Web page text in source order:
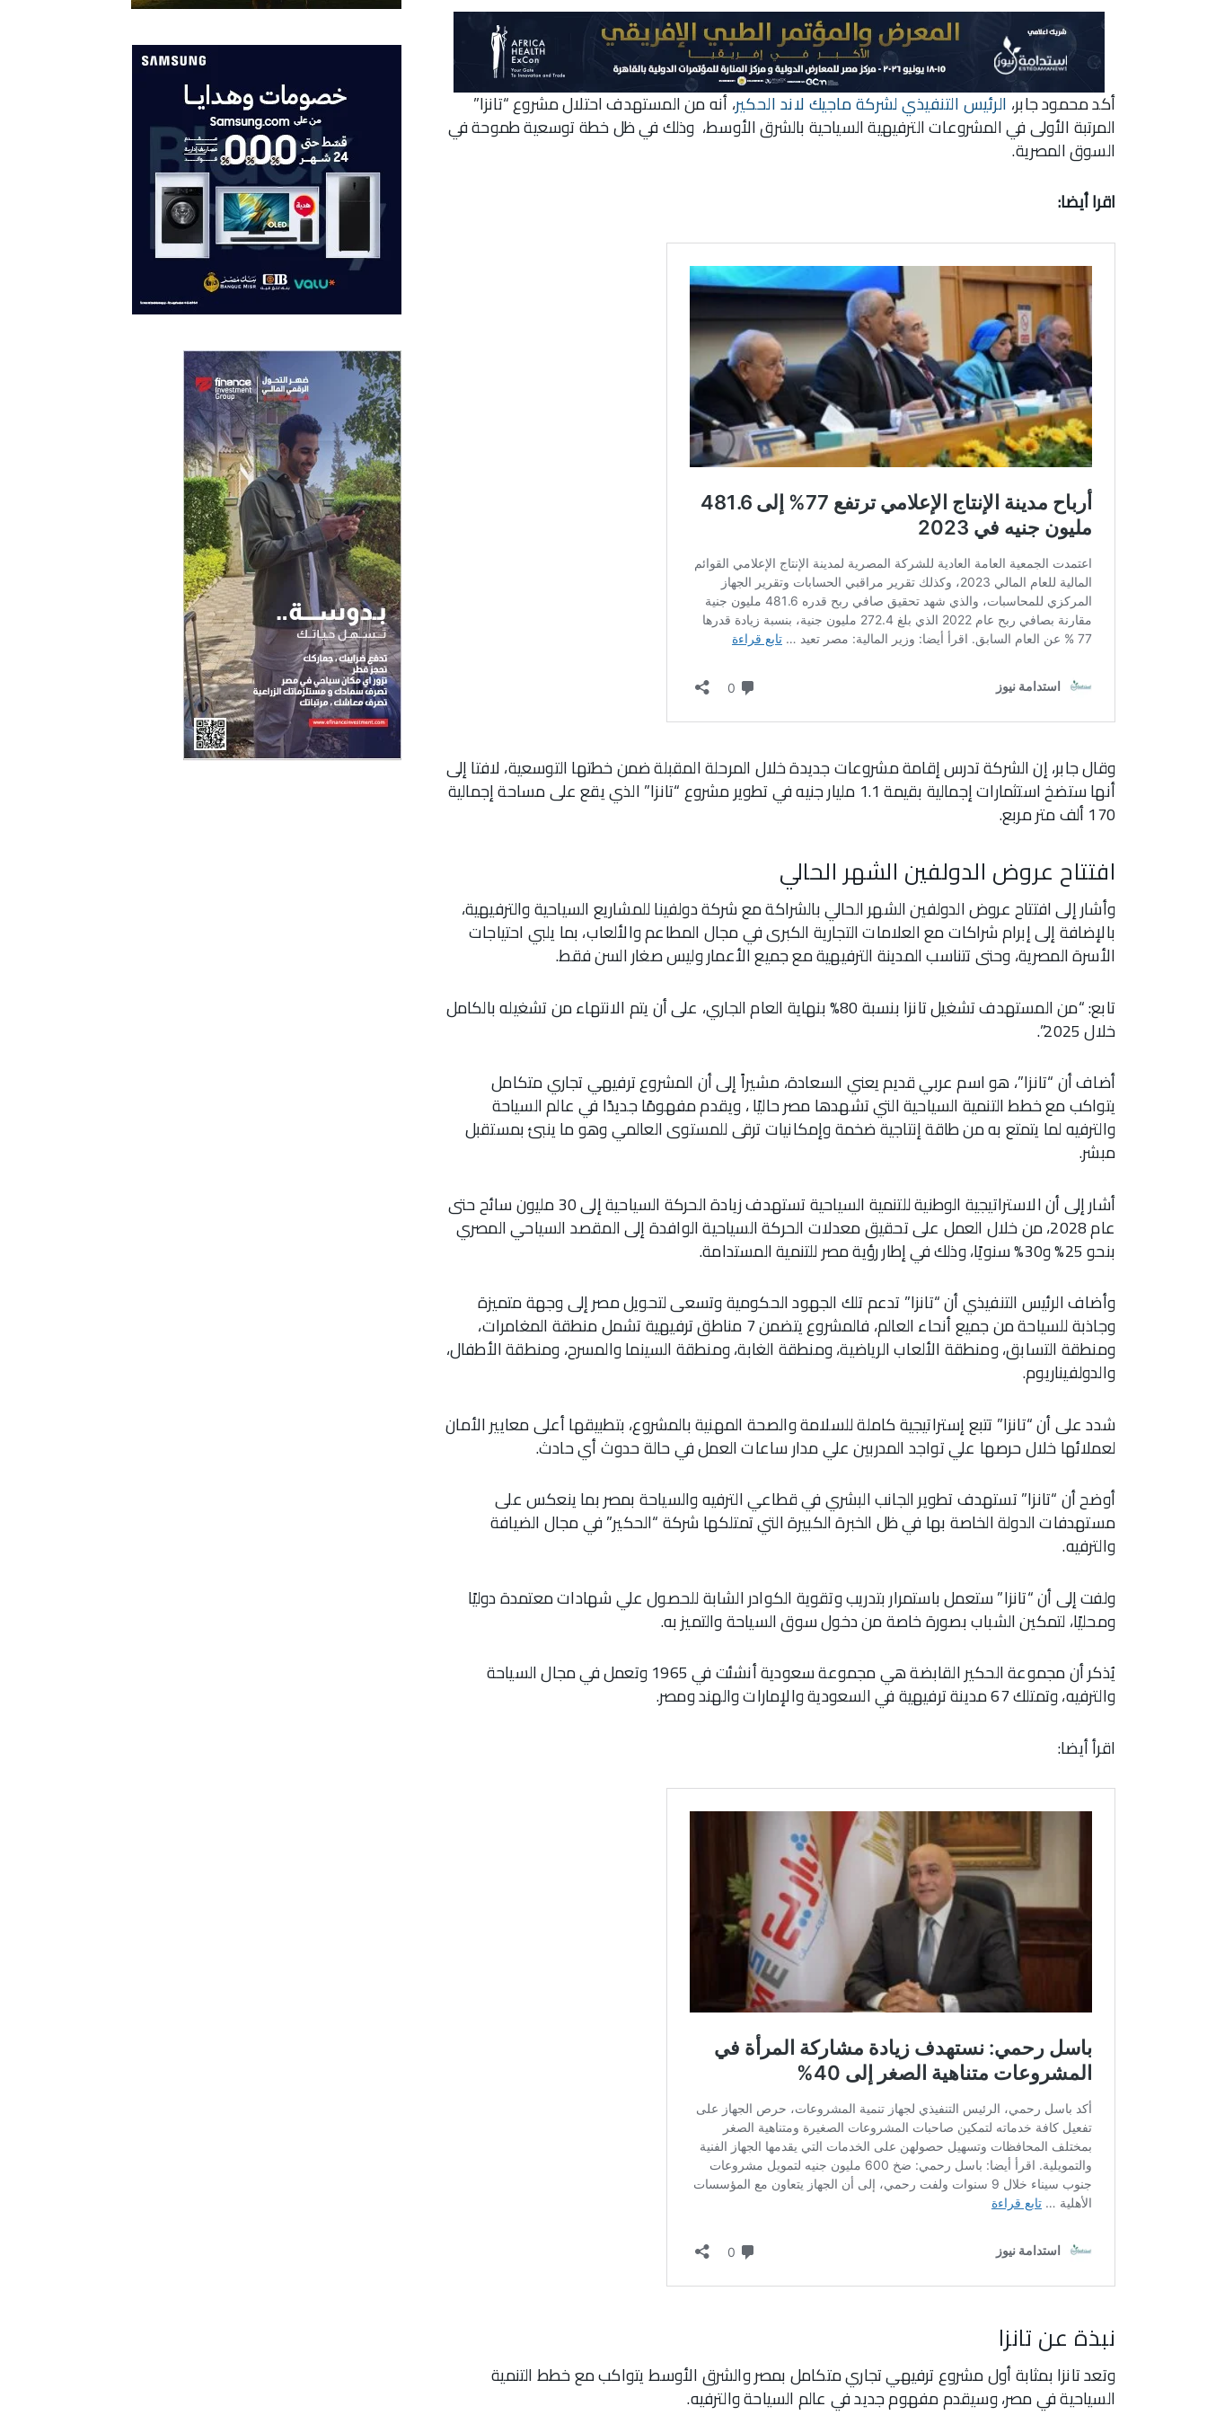
أكد محمود جابر، الرئيس التنفيذي لشركة ماجيك لاند الحكير، أنه من المستهدف احتلال مشروع “تانزا”
المرتبة الأولى في المشروعات الترفيهية السياحية بالشرق الأوسط، وذلك في ظل خطة توسعية طموحة في
السوق المصرية.
اقرا أيضا:
وقال جابر، إن الشركة تدرس إقامة مشروعات جديدة خلال المرحلة المقبلة ضمن خطتها التوسعية، لافتا إلى
أنها ستضخ استثمارات إجمالية بقيمة 1.1 مليار جنيه في تطوير مشروع “تانزا” الذي يقع على مساحة إجمالية
170 ألف متر مربع.
افتتاح عروض الدولفين الشهر الحالي
وأشار إلى افتتاح عروض الدولفين الشهر الحالي بالشراكة مع شركة دولفينا للمشاريع السياحية والترفيهية،
بالإضافة إلى إبرام شراكات مع العلامات التجارية الكبرى في مجال المطاعم والألعاب، بما يلبي احتياجات
الأسرة المصرية، وحتى تتناسب المدينة الترفيهية مع جميع الأعمار وليس صغار السن فقط.
تابع: “من المستهدف تشغيل تانزا بنسبة 80% بنهاية العام الجاري، على أن يتم الانتهاء من تشغيله بالكامل
خلال 2025”.
أضاف أن “تانزا”، هو اسم عربي قديم يعني السعادة، مشيراً إلى أن المشروع ترفيهي تجاري متكامل
يتواكب مع خطط التنمية السياحية التي تشهدها مصر حاليًا ، ويقدم مفهومًا جديدًا في عالم السياحة
والترفيه لما يتمتع به من طاقة إنتاجية ضخمة وإمكانيات ترقى للمستوى العالمي وهو ما ينبئ بمستقبل
مبشر.
أشار إلى أن الاستراتيجية الوطنية للتنمية السياحية تستهدف زيادة الحركة السياحية إلى 30 مليون سائح حتى
عام 2028، من خلال العمل على تحقيق معدلات الحركة السياحية الوافدة إلى المقصد السياحي المصري
بنحو 25% و30% سنويًا، وذلك في إطار رؤية مصر للتنمية المستدامة.
وأضاف الرئيس التنفيذي أن “تانزا” تدعم تلك الجهود الحكومية وتسعى لتحويل مصر إلى وجهة متميزة
وجاذبة للسياحة من جميع أنحاء العالم، فالمشروع يتضمن 7 مناطق ترفيهية تشمل منطقة المغامرات،
ومنطقة التسابق، ومنطقة الألعاب الرياضية، ومنطقة الغابة، ومنطقة السينما والمسرح، ومنطقة الأطفال،
والدولفيناريوم.
شدد على أن “تانزا” تتبع إستراتيجية كاملة للسلامة والصحة المهنية بالمشروع، بتطبيقها أعلى معايير الأمان
لعملائها خلال حرصها علي تواجد المدربين علي مدار ساعات العمل في حالة حدوث أي حادث.
أوضح أن “تانزا” تستهدف تطوير الجانب البشري في قطاعي الترفيه والسياحة بمصر بما ينعكس على
مستهدفات الدولة الخاصة بها في ظل الخبرة الكبيرة التي تمتلكها شركة “الحكير” في مجال الضيافة
والترفيه.
ولفت إلى أن “تانزا” ستعمل باستمرار بتدريب وتقوية الكوادر الشابة للحصول علي شهادات معتمدة دوليًا
ومحليًا، لتمكين الشباب بصورة خاصة من دخول سوق السياحة والتميز به.
يُذكر أن مجموعة الحكير القابضة هي مجموعة سعودية أنشئت في 1965 وتعمل في مجال السياحة
والترفيه، وتمتلك 67 مدينة ترفيهية في السعودية والإمارات والهند ومصر.
اقرأ أيضا:
نبذة عن تانزا
وتعد تانزا بمثابة أول مشروع ترفيهي تجاري متكامل بمصر والشرق الأوسط يتواكب مع خطط التنمية
السياحية في مصر، وسيقدم مفهوم جديد في عالم السياحة والترفيه.